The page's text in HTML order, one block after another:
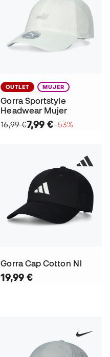
OUTLET MUJER
Gorra Sportstyle
Headwear Mujer
16,99 €7,99 €−53%
Gorra Cap Cotton Nl
19,99 €